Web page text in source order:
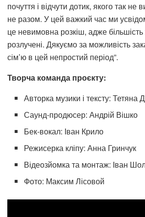
почуття і відчути дотик, якого так не
не разом. У цей важкий час ми
це невимовна розкіш, адже більшість
розлучені. Дякуємо за можливість
сім’ю в цей непростий період”.
Творча команда проєкту:
Авторка музики і тексту: Тетяна
Саунд-продюсер: Андрій Вішко
Бек-вокал: Іван Крило
Режисерка кліпу: Анна Гринчук
Відеозйомка та монтаж: Іван
Фото: Максим Лісовой